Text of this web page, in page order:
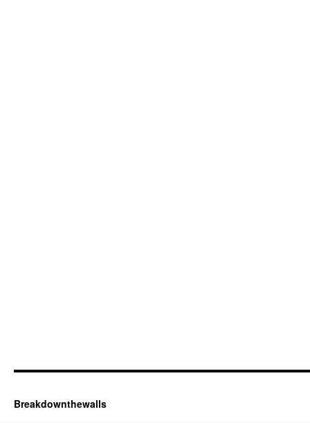
Breakdownthewalls